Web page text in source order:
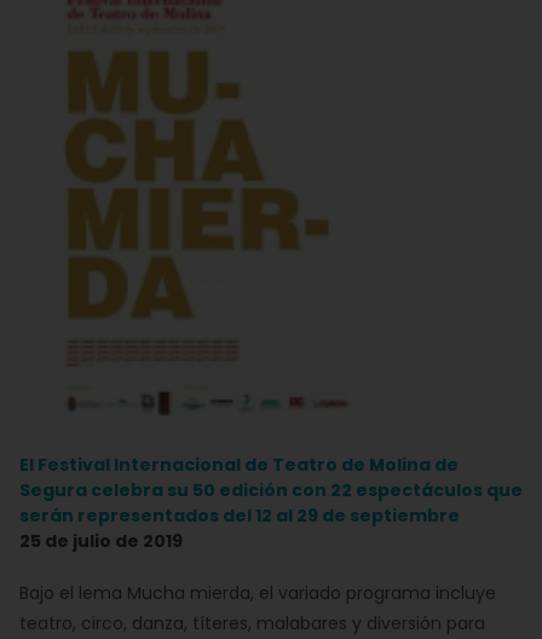
El Festival Internacional de Teatro de Molina de
Segura celebra su 50 edición con 22 espectáculos que
serán representados del 12 al 29 de septiembre
25 de julio de 2019
Bajo el lema Mucha mierda, el variado programa incluye
teatro, circo, danza, títeres, malabares y diversión para